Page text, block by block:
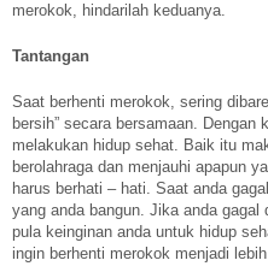
merokok, hindarilah keduanya.
Tantangan
Saat berhenti merokok, sering
bersih” secara bersamaan.
melakukan hidup sehat. Baik itu
berolahraga dan menjauhi apapun
harus berhati – hati. Saat anda
yang anda bangun. Jika anda
pula keinginan anda untuk hidup
ingin berhenti merokok menjadi